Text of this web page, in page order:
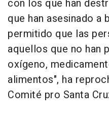
con los que han
que han asesinado a
permitido que las
aquellos que no han
oxígeno,
alimentos", ha
Comité pro Santa